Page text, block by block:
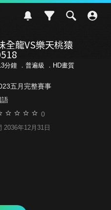
全龍VS樂天桃猿
分鐘 ． 普遍級 ．HD畫質
五月完整賽事
語
0
2036年12月31日